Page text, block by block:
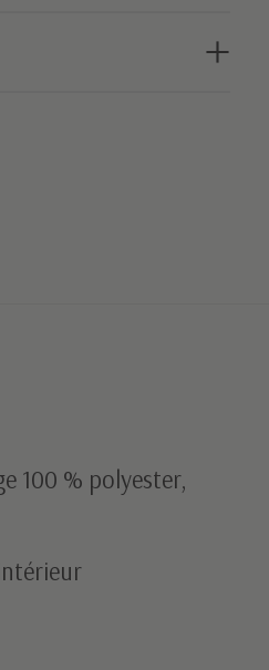
100 % polyester,